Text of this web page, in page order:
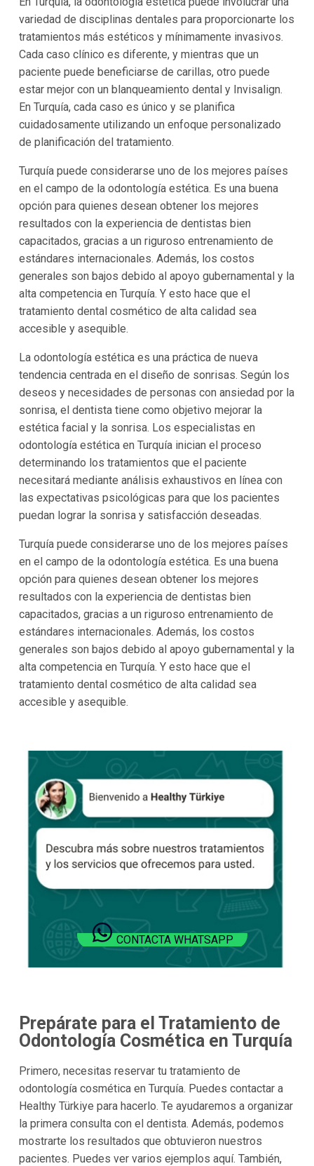
variedad de disciplinas dentales para proporcionarte los
tratamientos más estéticos y mínimamente invasivos.
Cada caso clínico es diferente, y mientras que un
paciente puede beneficiarse de carillas, otro puede
estar mejor con un blanqueamiento dental y Invisalign.
En Turquía, cada caso es único y se planifica
cuidadosamente utilizando un enfoque personalizado
de planificación del tratamiento.
Turquía puede considerarse uno de los mejores países
en el campo de la odontología estética. Es una buena
opción para quienes desean obtener los mejores
resultados con la experiencia de dentistas bien
capacitados, gracias a un riguroso entrenamiento de
estándares internacionales. Además, los costos
generales son bajos debido al apoyo gubernamental y la
alta competencia en Turquía. Y esto hace que el
tratamiento dental cosmético de alta calidad sea
accesible y asequible.
La odontología estética es una práctica de nueva
tendencia centrada en el diseño de sonrisas. Según los
deseos y necesidades de personas con ansiedad por la
sonrisa, el dentista tiene como objetivo mejorar la
estética facial y la sonrisa. Los especialistas en
odontología estética en Turquía inician el proceso
determinando los tratamientos que el paciente
necesitará mediante análisis exhaustivos en línea con
las expectativas psicológicas para que los pacientes
puedan lograr la sonrisa y satisfacción deseadas.
Turquía puede considerarse uno de los mejores países
en el campo de la odontología estética. Es una buena
opción para quienes desean obtener los mejores
resultados con la experiencia de dentistas bien
capacitados, gracias a un riguroso entrenamiento de
estándares internacionales. Además, los costos
generales son bajos debido al apoyo gubernamental y la
alta competencia en Turquía. Y esto hace que el
tratamiento dental cosmético de alta calidad sea
accesible y asequible.
CONTACTA WHATSAPP
Prepárate para el Tratamiento de
Odontología Cosmética en Turquía
Primero, necesitas reservar tu tratamiento de
odontología cosmética en Turquía. Puedes contactar a
Healthy Türkiye para hacerlo. Te ayudaremos a organizar
la primera consulta con el dentista. Además, podemos
mostrarte los resultados que obtuvieron nuestros
pacientes. Puedes ver varios ejemplos aquí. También,